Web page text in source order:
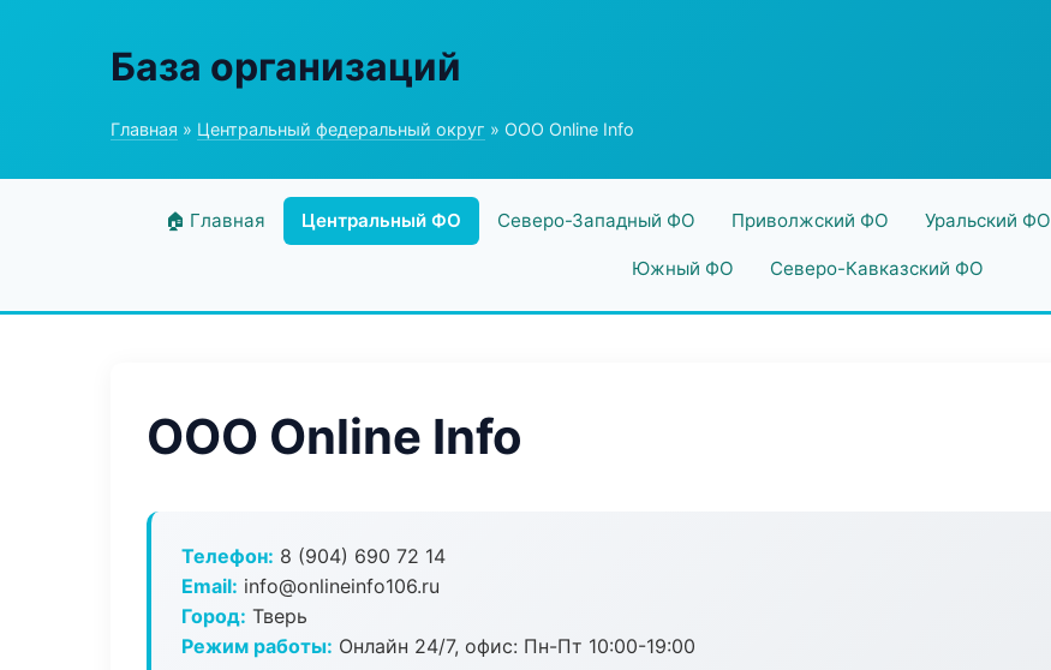
База организаций
Главная » Центральный федеральный округ » ООО Online Info
🏠 Главная Центральный ФО Северо-Западный ФО Приволжский ФО Уральский ФО
Южный ФО Северо-Кавказский ФО
ООО Online Info
Телефон: 8 (904) 690 72 14
Email: info@onlineinfo106.ru
Город: Тверь
Режим работы: Онлайн 24/7, офис: Пн-Пт 10:00-19:00